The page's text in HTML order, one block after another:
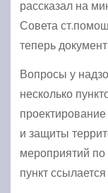
рассказал на
Совета
теперь
Вопросы у
несколько
и защиты
мероприятий по
пункт